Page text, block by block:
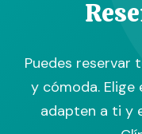
Puedes reservar
y cómoda. Elige
adapten a ti y